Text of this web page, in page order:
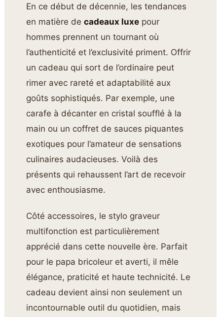
En ce début de décennie, les tendances
en matière decadeaux luxe pour
hommes prennent un tournant où
l’authenticité et l’exclusivité priment. Offrir
un cadeau qui sort de l’ordinaire peut
rimer avec rareté et adaptabilité aux
goûts sophistiqués. Par exemple, une
carafe à décanter en cristal soufflé à la
main ou un coffret de sauces piquantes
exotiques pour l’amateur de sensations
culinaires audacieuses. Voilà des
présents qui rehaussent l’art de recevoir
avec enthousiasme.
Côté accessoires, le stylo graveur
multifonction est particulièrement
apprécié dans cette nouvelle ère. Parfait
pour le papa bricoleur et averti, il mêle
élégance, praticité et haute technicité. Le
cadeau devient ainsi non seulement un
incontournable outil du quotidien, mais